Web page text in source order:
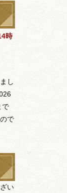
時
し
で
で
い